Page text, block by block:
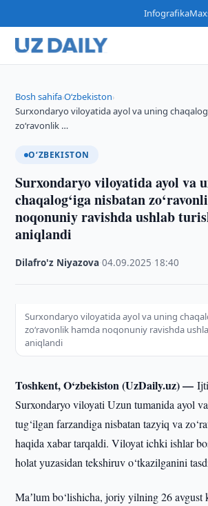
Infografika
Bosh sahifa›O‘zbekiston›
Surxondaryo viloyatida ayol va uning
zo‘ravonlik …
O‘ZBEKISTON
Surxondaryo viloyatida ayol va
chaqalog‘iga nisbatan
noqonuniy ravishda ushlab
aniqlandi
Dilafro'z Niyazova ·04.09.2025 18:40
Surxondaryo viloyatida ayol va uning
zo‘ravonlik hamda noqonuniy ravishda
aniqlandi
Toshkent, O‘zbekiston (UzDaily.uz) —
Surxondaryo viloyati Uzun tumanida ayol
tug‘ilgan farzandiga nisbatan tazyiq va
haqida xabar tarqaldi. Viloyat ichki ishlar
holat yuzasidan tekshiruv o‘tkazilganini
Maʼlum bo‘lishicha, joriy yilning 26 avgust